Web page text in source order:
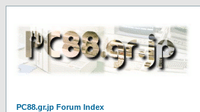
PC88.gr.jp Forum Index